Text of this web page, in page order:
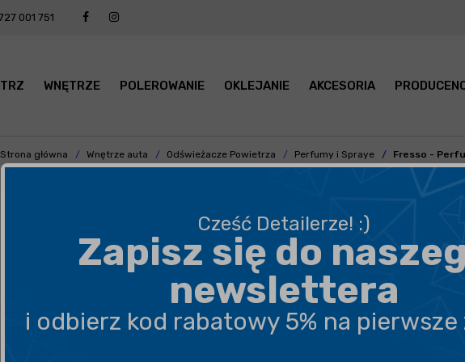
001 751
WNĘTRZE POLEROWANIE OKLEJANIE AKCESORIA
Strona główna Wnętrze auta Odświeżacze Powietrza Perfumy i Spraye Fresso -
BEZPIECZNA WYSYŁKA
DARMOWA DOSTAWA OD 199,90 ZŁ
PROFESJONALNE DORADZTWO
Cześć Detailerze! :)
Zapisz się do
newslettera
i odbierz kod rabatowy 5% na pierwsze